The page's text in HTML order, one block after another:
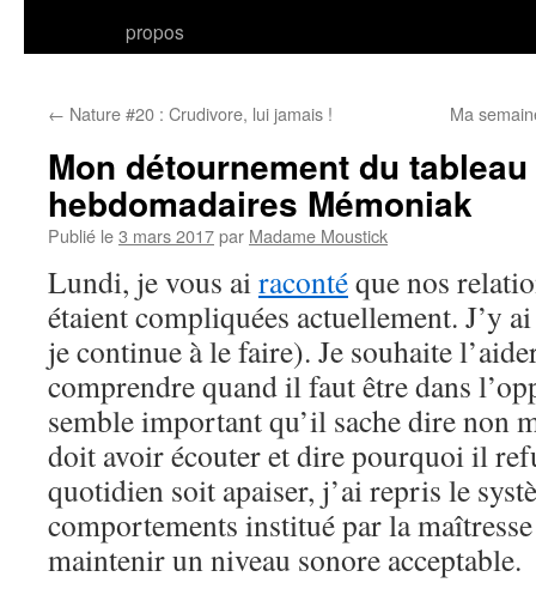
propos
← Nature #20 : Crudivore, lui jamais ! Ma
Mon détournement du
hebdomadaires Mémoniak
Publié le3 mars 2017par Madame Moustick
Lundi, je vous airacontéque nos
étaient compliquées actuellement. J’y
je continue à le faire). Je souhaite
comprendre quand il faut être dans
semble important qu’il sache dire non
doit avoir écouter et dire pourquoi il
quotidien soit apaiser, j’ai repris le
comportements institué par la
maintenir un niveau sonore acceptable.